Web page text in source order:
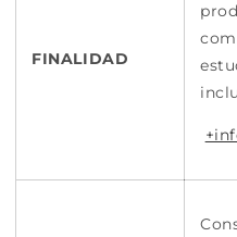
FINALIDAD